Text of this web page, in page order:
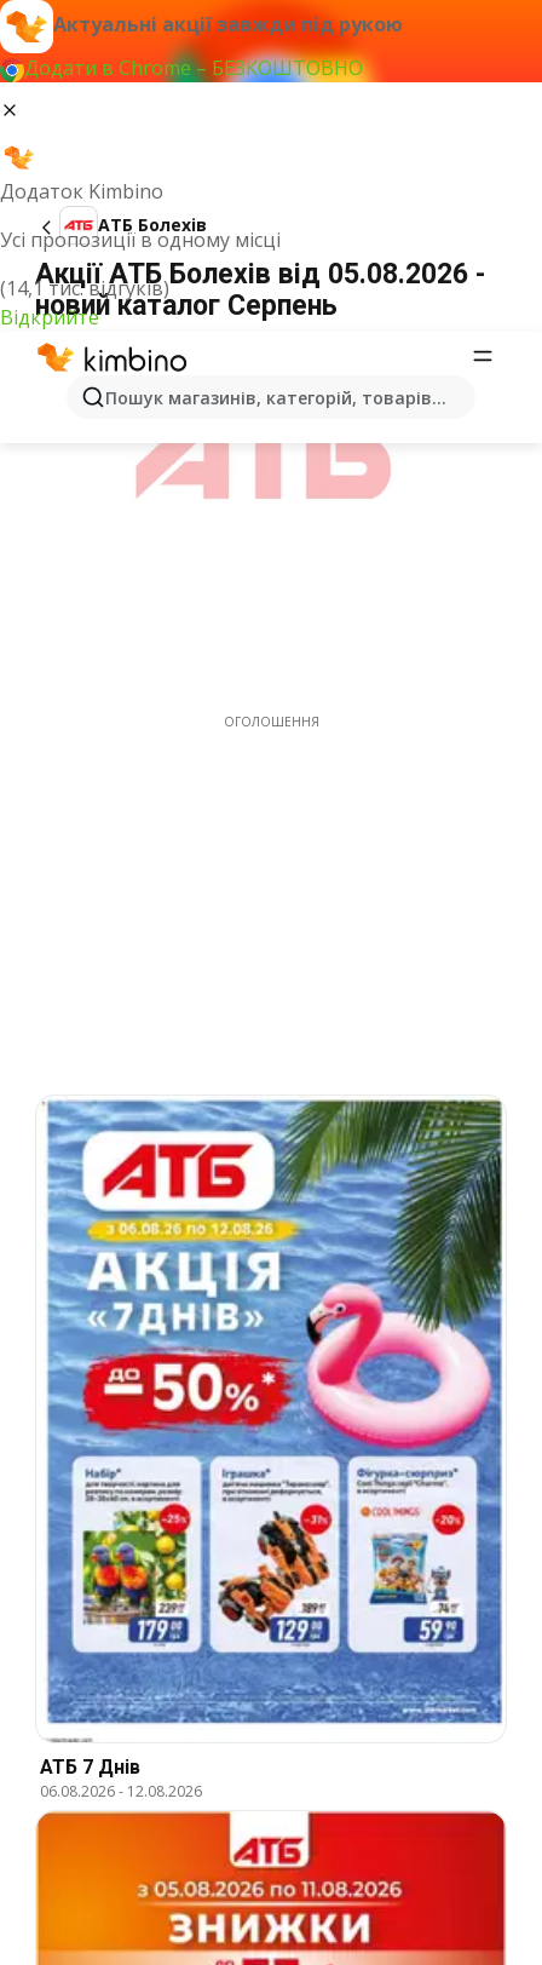
Актуальні акції завжди під рукою
Додати в Chrome – БЕЗКОШТОВНО
Додаток Kimbino
Усі пропозиції в одному місці
(14,1 тис. відгуків)
Відкрийте
Пошук магазинів, категорій, товарів...
АТБ Болехів
Акції АТБ Болехів від 05.08.2026 -
новий каталог Серпень
ОГОЛОШЕННЯ
АТБ 7 Днів
06.08.2026- 12.08.2026